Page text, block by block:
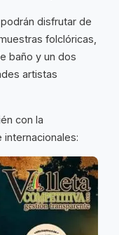
disfrutar de
folclóricas,
baño y un dos
artistas
con la